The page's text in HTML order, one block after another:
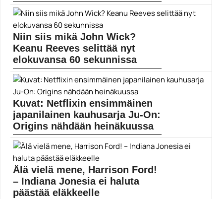
The Walking Deadin yhdeksäs tuotantokausi jatkuu
Elokuvat
Niin siis mikä John Wick?
Keanu Reeves selittää nyt
elokuvansa 60 sekunnissa
Keanu Reevesin kolmas John Wick -elokuva ilmestyy
Elokuvauutiset
Kuvat: Netflixin ensimmäinen
japanilainen kauhusarja Ju-On:
Origins nähdään heinäkuussa
Ju-On: Origins kuuluu samaan kauhusarjaan kuin The
Elokuvat
Älä vielä mene, Harrison Ford!
– Indiana Jonesia ei haluta
päästää eläkkeelle